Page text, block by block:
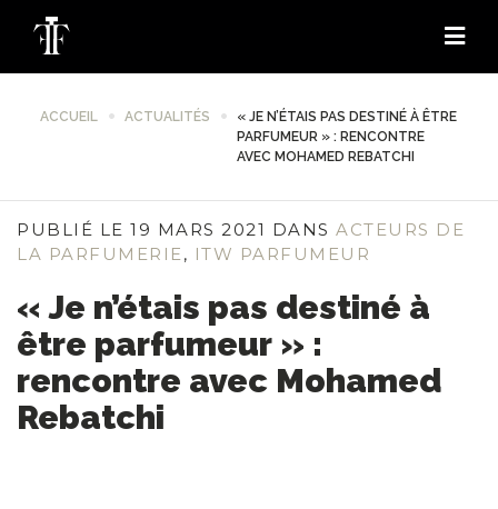
ACCUEIL ACTUALITÉS
« JE N’ÉTAIS PAS DESTINÉ À ÊTRE
PARFUMEUR » : RENCONTRE
AVEC MOHAMED REBATCHI
PUBLIÉ LE 19 MARS 2021 DANS ACTEURS DE
LA PARFUMERIE, ITW PARFUMEUR
« Je n’étais pas destiné à
être parfumeur » :
rencontre avec Mohamed
Rebatchi